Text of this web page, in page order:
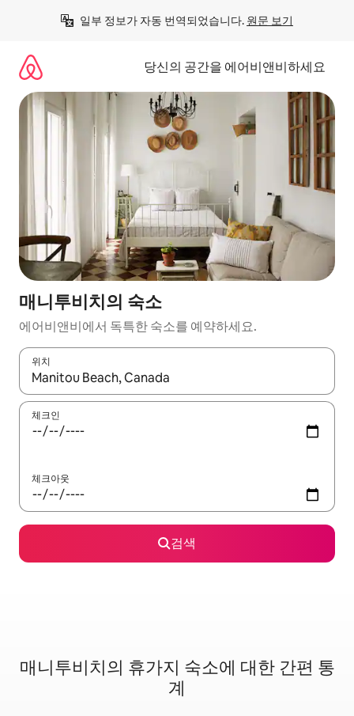
일부 정보가 자동 번역되었습니다. 원문 보기
당신의 공간을 에어비앤비하세요
매니투비치의 숙소
에어비앤비에서 독특한 숙소를 예약하세요.
위치
결과가 나오면 위·아래 화살표 키를 사용하거나 터치 또는 스와이
체크인
체크아웃
검색
매니투비치의 휴가지 숙소에 대한 간편 통
계